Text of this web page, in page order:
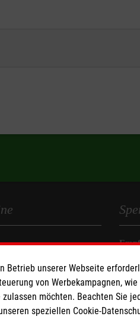
Malteser Werke
unserer Webseite
von Werbekampagnen,
möchten. Beachten Sie
speziellen Cookie-